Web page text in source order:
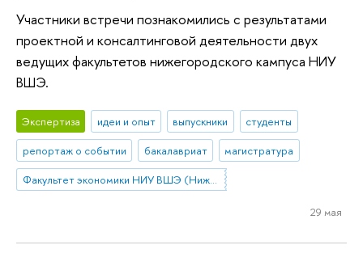
Участники встречи познакомились с результатами
проектной и консалтинговой деятельности двух
ведущих факультетов нижегородского кампуса НИУ
ВШЭ.
Экспертиза идеи и опыт выпускники
студенты
репортаж о событии
бакалавриат
магистратура
Факультет экономики НИУ ВШЭ (Нижний Новгород)
29 мая